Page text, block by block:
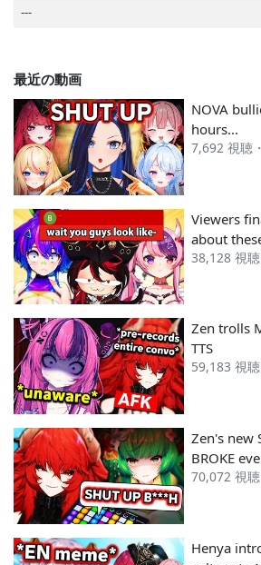
2024 2月
2024 1月
#365
2023 12月
#352
---
最近の動画
NOVA
hours...
7,692 視聴
Viewers
about
38,128 視
Zen trolls
TTS
59,183 視
Zen's new
BROKE
70,072 視
Henya